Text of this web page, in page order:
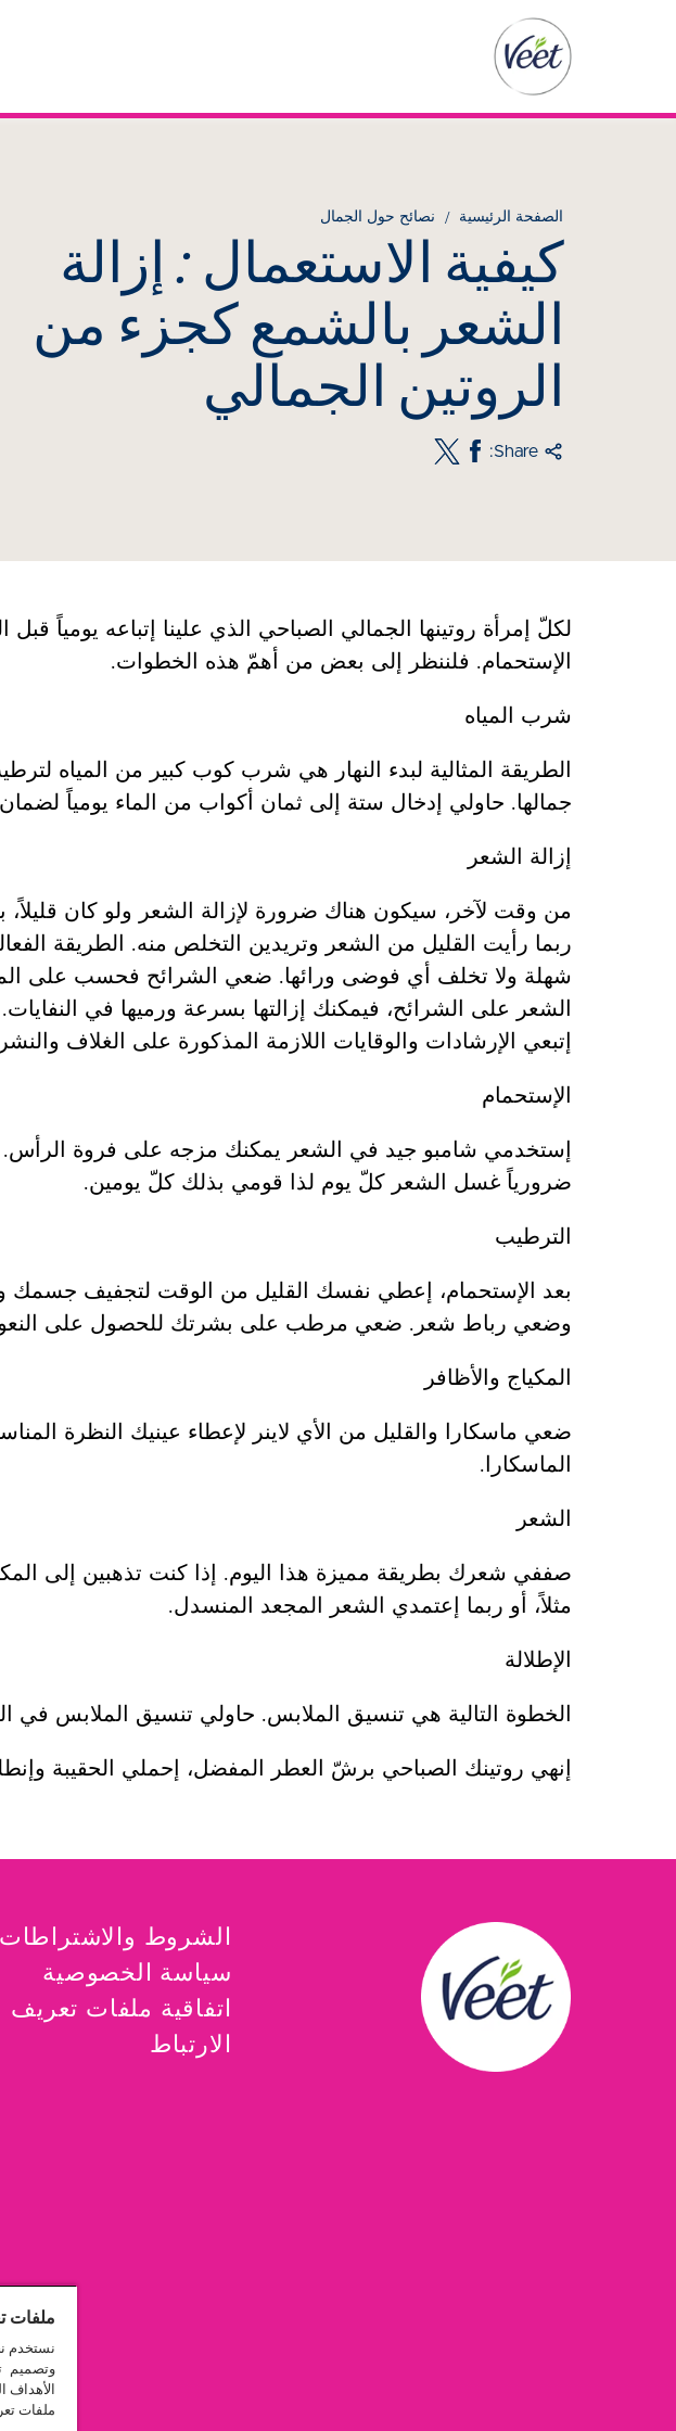
الصفحة الرئيسية نصائح حول الجمال
كيفية الاستعمال : إزالة
الشعر بالشمع كجزء من
الروتين الجمالي
Share:
لكلّ إمرأة روتينها الجمالي الصباحي الذي علينا إتباعه يومياً
الإستحمام. فلننظر إلى بعض من أهمّ هذه الخطوات.
شرب المياه
الطريقة المثالية لبدء النهار هي شرب كوب كبير من المياه
جمالها. حاولي إدخال ستة إلى ثمان أكواب من الماء يومياً
إزالة الشعر
من وقت لآخر، سيكون هناك ضرورة لإزالة الشعر ولو كان
ربما رأيت القليل من الشعر وتريدين التخلص منه. الطريقة
شهلة ولا تخلف أي فوضى ورائها. ضعي الشرائح فحسب على
الشعر على الشرائح، فيمكنك إزالتها بسرعة ورميها في
إتبعي الإرشادات والوقايات اللازمة المذكورة على الغلاف
الإستحمام
إستخدمي شامبو جيد في الشعر يمكنك مزجه على فروة الرأس.
ضرورياً غسل الشعر كلّ يوم لذا قومي بذلك كلّ يومين.
الترطيب
بعد الإستحمام، إعطي نفسك القليل من الوقت لتجفيف
وضعي رباط شعر. ضعي مرطب على بشرتك للحصول على
المكياج والأظافر
ضعي ماسكارا والقليل من الأي لاينر لإعطاء عينيك النظرة
الماسكارا.
الشعر
صففي شعرك بطريقة مميزة هذا اليوم. إذا كنت تذهبين إلى
مثلاً، أو ربما إعتمدي الشعر المجعد المنسدل.
الإطلالة
الخطوة التالية هي تنسيق الملابس. حاولي تنسيق الملابس في
إنهي روتينك الصباحي برشّ العطر المفضل، إحملي الحقيبة
الشروط والاشتراطات
سياسة الخصوصية
اتفاقية ملفات تعريف
الارتباط
ملفات
نستخدم
وتصميم
ملفات